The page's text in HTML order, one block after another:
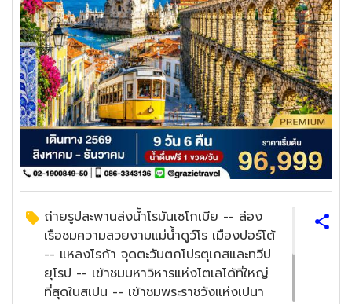
ถ่ายรูปสะพานส่งน้ำโรมันเซโกเบีย -- ล่อง
เรือชมความสวยงามแม่น้ำดูว์โร เมืองปอร์โต้
-- แหลงโรก้า จุดตะวันตกโปรตุเกสและทวีป
ยุโรป -- เข้าชมมหาวิหารแห่งโตเลโด้ที่ใหญ่
ที่สุดในสเปน -- เข้าชมพระราชวังแห่งเปนา